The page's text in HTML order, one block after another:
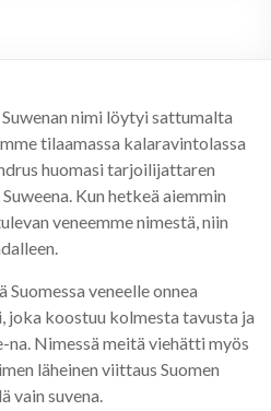
Suwenan nimi löytyi sattumalta
tilaamassa kalaravintolassa
huomasi tarjoilijattaren
Kun hetkeä aiemmin
veneemme nimestä, niin
Suomessa veneelle onnea
joka koostuu kolmesta tavusta ja
Nimessä meitä viehätti myös
läheinen viittaus Suomen
vain suvena.